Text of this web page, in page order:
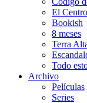
El Centro
Bookish
8 meses
Terra
Todo
Archivo
Películas
Series